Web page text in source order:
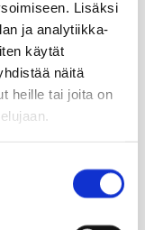
Lisäksi
ja analytiikka-
käytät
näitä
heille tai joita on